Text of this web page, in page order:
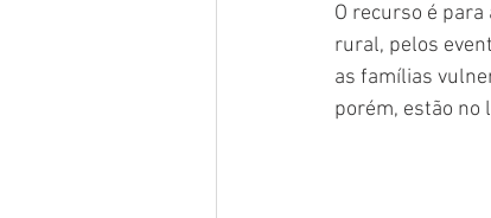
O recurso é
rural, pelos
as famílias
porém, estão no